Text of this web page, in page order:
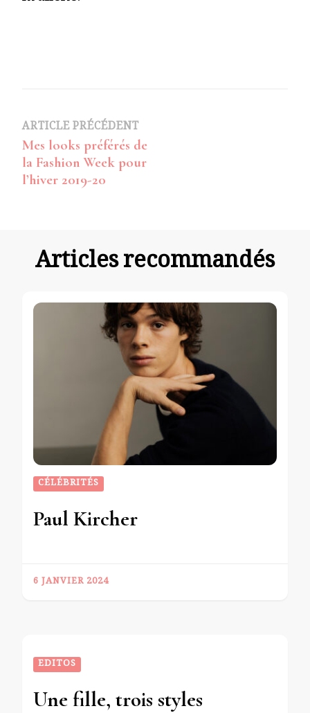
Navigation
d’article
ARTICLE PRÉCÉDENT
Mes looks préférés de
la Fashion Week pour
l’hiver 2019-20
Articles recommandés
CÉLÉBRITÉS
Paul Kircher
6 JANVIER 2024
EDITOS
Une fille, trois styles